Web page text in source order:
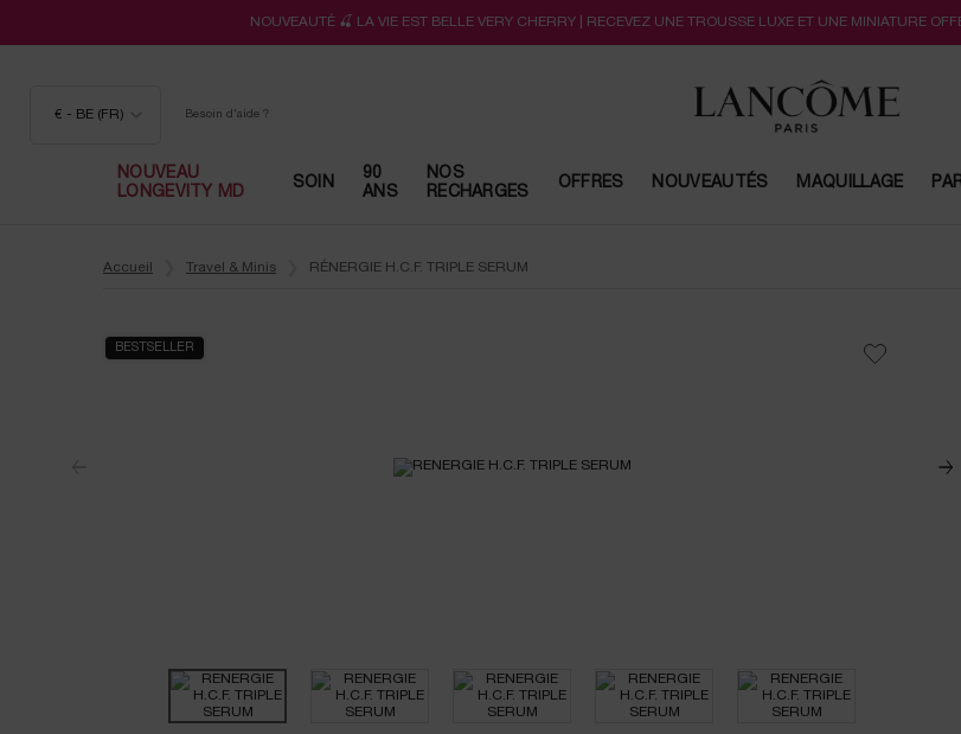
NOUVEAUTÉ 🍒 LA VIE EST BELLE VERY CHERRY | RECEVEZ UNE TROUSSE LUXE ET UNE MINIATURE
€ - BE (FR) Besoin d'aide ?
NOUVEAU
LONGEVITY MD
SOIN
90
ANS
NOS
RECHARGES
OFFRES NOUVEAUTÉS MAQUILLAGE
Accueil Travel & Minis RÉNERGIE H.C.F. TRIPLE SERUM
BESTSELLER